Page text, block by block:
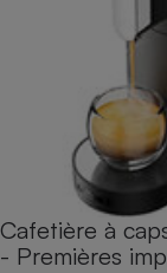
Cafetière à
- Premières